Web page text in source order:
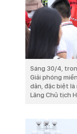
Sáng 30/4,
Giải phóng
dân, đặc biệt
Lăng Chủ tịch